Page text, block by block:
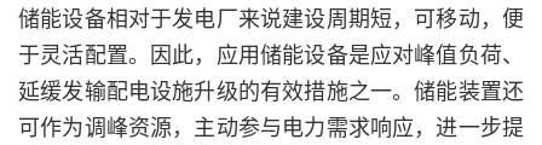
储能设备相对于发电厂来说建设周期短，可移动，便
于灵活配置。因此，应用储能设备是应对峰值负荷、
延缓发输配电设施升级的有效措施之一。储能装置还
可作为调峰资源，主动参与电力需求响应，进一步提